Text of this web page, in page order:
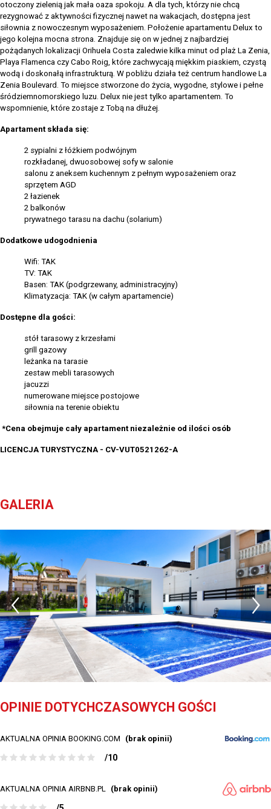
otoczony zielenią jak mała oaza spokoju. A dla tych, którzy nie chcą
rezygnować z aktywności fizycznej nawet na wakacjach, dostępna jest
siłownia z nowoczesnym wyposażeniem. Położenie apartamentu Delux to
jego kolejna mocna strona. Znajduje się on w jednej z najbardziej
pożądanych lokalizacji Orihuela Costa zaledwie kilka minut od plaż La Zenia,
Playa Flamenca czy Cabo Roig, które zachwycają miękkim piaskiem, czystą
wodą i doskonałą infrastrukturą. W pobliżu działa też centrum handlowe La
Zenia Boulevard. To miejsce stworzone do życia, wygodne, stylowe i pełne
śródziemnomorskiego luzu. Delux nie jest tylko apartamentem. To
wspomnienie, które zostaje z Tobą na dłużej.
Apartament składa się:
2 sypialni z łóżkiem podwójnym
rozkładanej, dwuosobowej sofy w salonie
salonu z aneksem kuchennym z pełnym wyposażeniem oraz
sprzętem AGD
2 łazienek
2 balkonów
prywatnego tarasu na dachu (solarium)
Dodatkowe udogodnienia
Wifi: TAK
TV: TAK
Basen: TAK (podgrzewany, administracyjny)
Klimatyzacja: TAK (w całym apartamencie)
Dostępne dla gości:
stół tarasowy z krzesłami
grill gazowy
leżanka na tarasie
zestaw mebli tarasowych
jacuzzi
numerowane miejsce postojowe
siłownia na terenie obiektu
*Cena obejmuje cały apartament niezależnie od ilości osób
LICENCJA TURYSTYCZNA - CV-VUT0521262-A
GALERIA
OPINIE DOTYCHCZASOWYCH GOŚCI
AKTUALNA OPINIA BOOKING.COM (brak opinii)
/10
AKTUALNA OPINIA AIRBNB.PL (brak opinii)